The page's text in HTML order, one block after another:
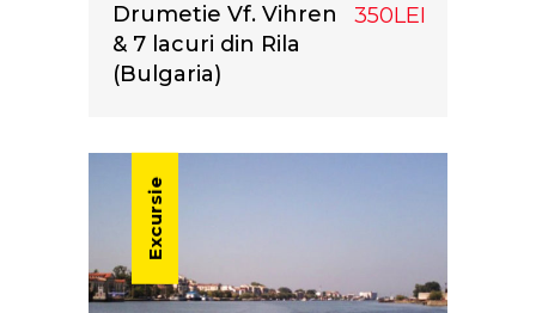
Drumetie Vf. Vihren
& 7 lacuri din Rila
(Bulgaria)
350LEI
Excursie